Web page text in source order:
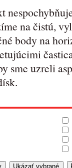
na čistú,
body na
sme uzreli